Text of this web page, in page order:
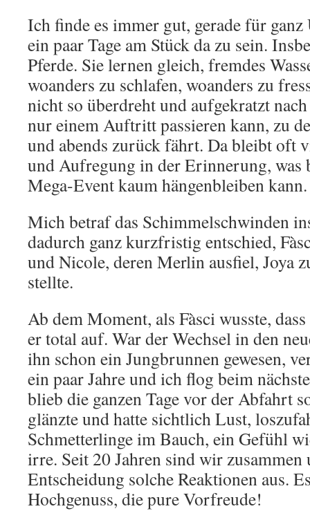
Ich finde es immer gut, gerade für
ein paar Tage am Stück da zu sein.
Pferde. Sie lernen gleich, fremdes
woanders zu schlafen, woanders zu
nicht so überdreht und aufgekratzt
nur einem Auftritt passieren kann, zu
und abends zurück fährt. Da bleibt oft
und Aufregung in der Erinnerung, was
Mega-Event kaum hängenbleiben kann.
Mich betraf das Schimmelschwinden
dadurch ganz kurzfristig entschied,
und Nicole, deren Merlin ausfiel, Joya
stellte.
Ab dem Moment, als Fàsci wusste,
er total auf. War der Wechsel in den
ihn schon ein Jungbrunnen gewesen,
ein paar Jahre und ich flog beim
blieb die ganzen Tage vor der Abfahrt
glänzte und hatte sichtlich Lust,
Schmetterlinge im Bauch, ein Gefühl
irre. Seit 20 Jahren sind wir zusammen
Entscheidung solche Reaktionen aus.
Hochgenuss, die pure Vorfreude!